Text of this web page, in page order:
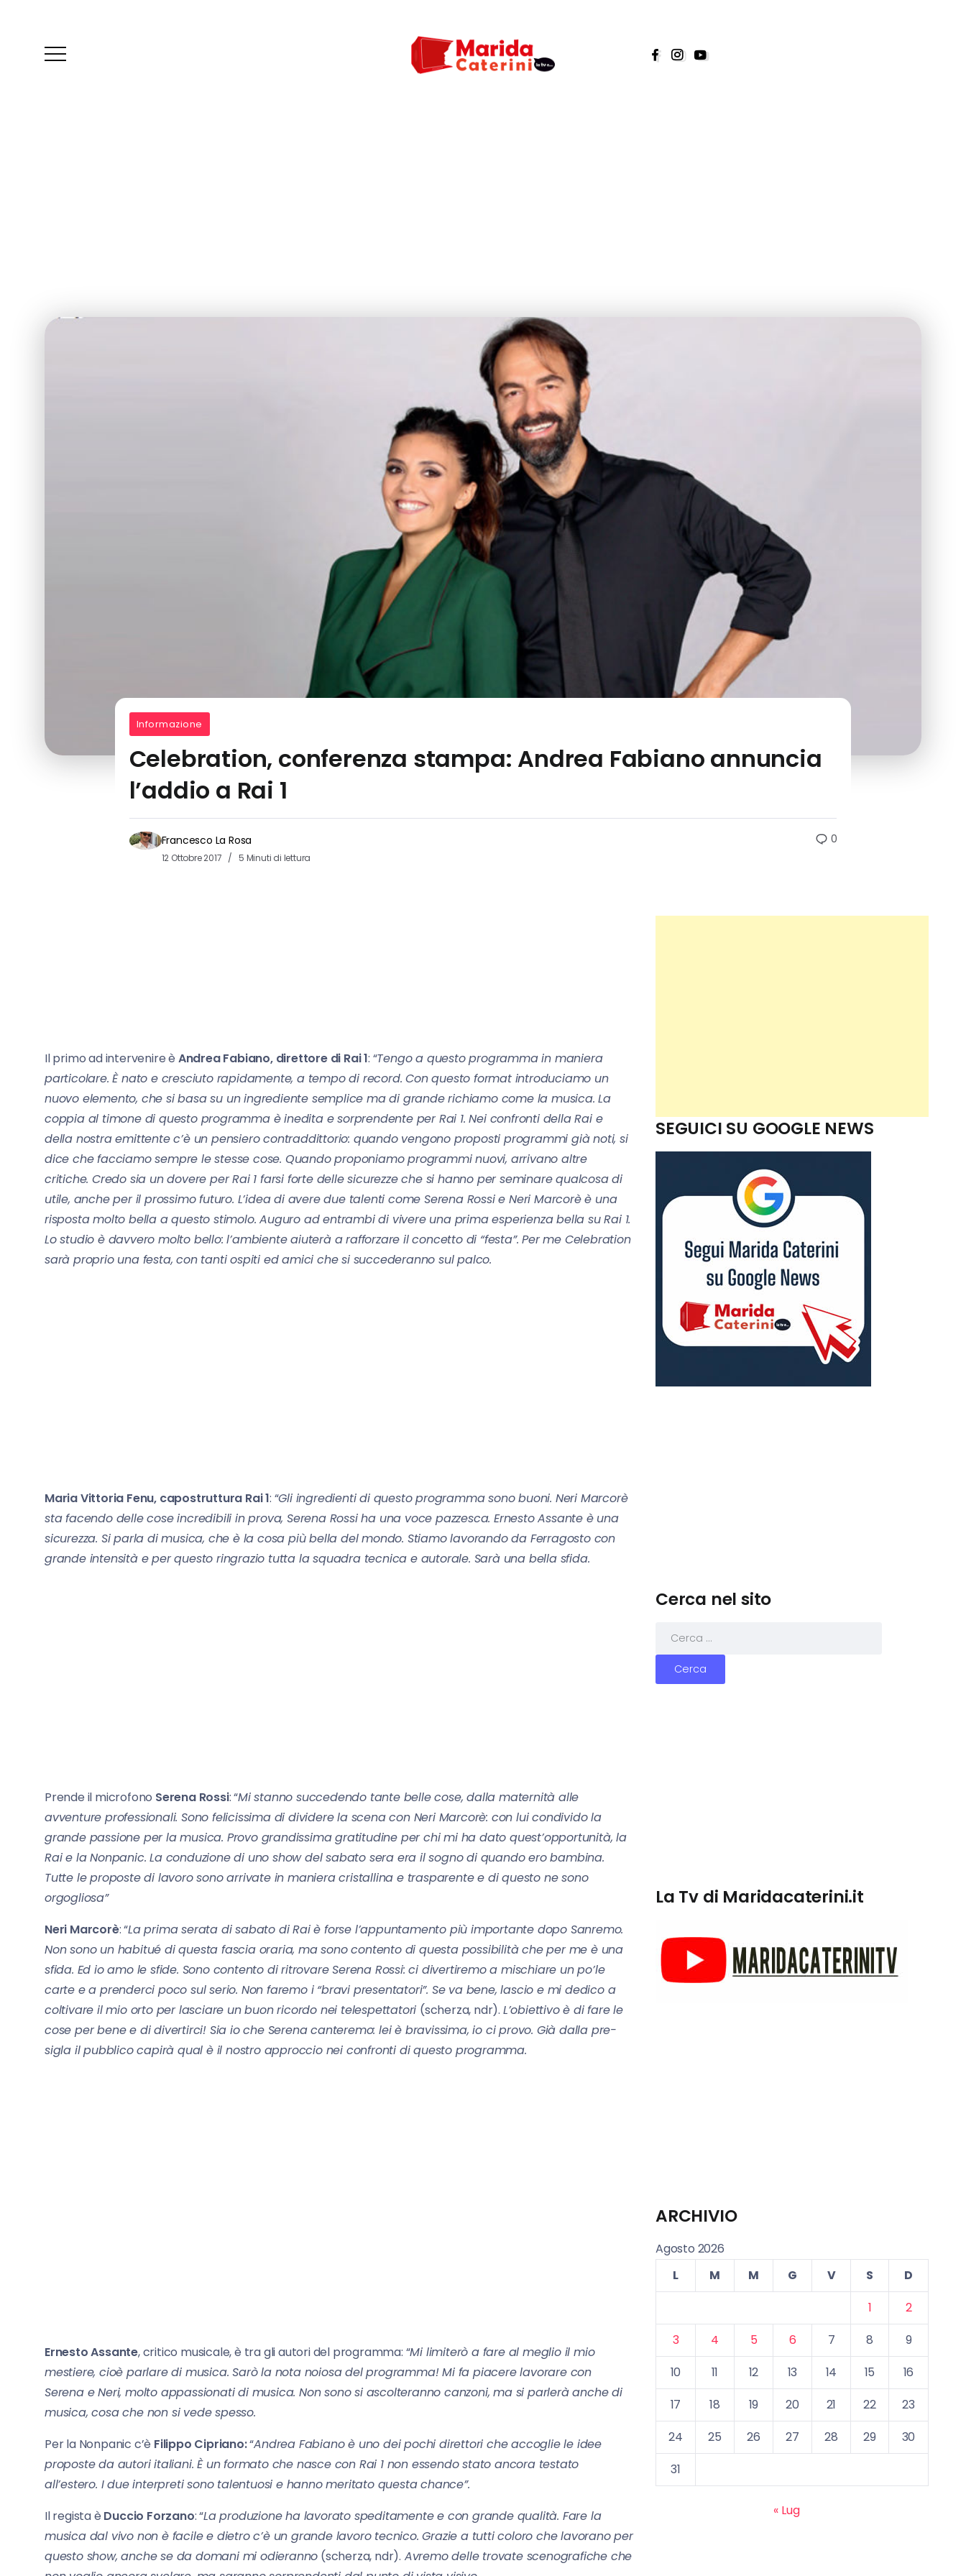
Informazione
Celebration, conferenza stampa: Andrea Fabiano annuncia
l’addio a Rai 1
Francesco La Rosa
12 Ottobre 2017 5 Minuti di lettura
0
Il primo ad intervenire è Andrea Fabiano, direttore di Rai 1: “Tengo a questo programma in maniera
particolare. È nato e cresciuto rapidamente, a tempo di record. Con questo format introduciamo un
nuovo elemento, che si basa su un ingrediente semplice ma di grande richiamo come la musica. La
coppia al timone di questo programma è inedita e sorprendente per Rai 1. Nei confronti della Rai e
della nostra emittente c’è un pensiero contraddittorio: quando vengono proposti programmi già noti, si
dice che facciamo sempre le stesse cose. Quando proponiamo programmi nuovi, arrivano altre
critiche. Credo sia un dovere per Rai 1 farsi forte delle sicurezze che si hanno per seminare qualcosa di
utile, anche per il prossimo futuro. L’idea di avere due talenti come Serena Rossi e Neri Marcorè è una
risposta molto bella a questo stimolo. Auguro ad entrambi di vivere una prima esperienza bella su Rai 1.
Lo studio è davvero molto bello: l’ambiente aiuterà a rafforzare il concetto di “festa”. Per me Celebration
sarà proprio una festa, con tanti ospiti ed amici che si succederanno sul palco.
Maria Vittoria Fenu, capostruttura Rai 1: “Gli ingredienti di questo programma sono buoni. Neri Marcorè
sta facendo delle cose incredibili in prova, Serena Rossi ha una voce pazzesca. Ernesto Assante è una
sicurezza. Si parla di musica, che è la cosa più bella del mondo. Stiamo lavorando da Ferragosto con
grande intensità e per questo ringrazio tutta la squadra tecnica e autorale. Sarà una bella sfida.
Prende il microfono Serena Rossi: “Mi stanno succedendo tante belle cose, dalla maternità alle
avventure professionali. Sono felicissima di dividere la scena con Neri Marcorè: con lui condivido la
grande passione per la musica. Provo grandissima gratitudine per chi mi ha dato quest’opportunità, la
Rai e la Nonpanic. La conduzione di uno show del sabato sera era il sogno di quando ero bambina.
Tutte le proposte di lavoro sono arrivate in maniera cristallina e trasparente e di questo ne sono
orgogliosa”
Neri Marcorè: “La prima serata di sabato di Rai è forse l’appuntamento più importante dopo Sanremo.
Non sono un habitué di questa fascia oraria, ma sono contento di questa possibilità che per me è una
sfida. Ed io amo le sfide. Sono contento di ritrovare Serena Rossi: ci divertiremo a mischiare un po’le
carte e a prenderci poco sul serio. Non faremo i “bravi presentatori”. Se va bene, lascio e mi dedico a
coltivare il mio orto per lasciare un buon ricordo nei telespettatori (scherza, ndr). L’obiettivo è di fare le
cose per bene e di divertirci! Sia io che Serena canteremo: lei è bravissima, io ci provo. Già dalla pre-
sigla il pubblico capirà qual è il nostro approccio nei confronti di questo programma.
Ernesto Assante, critico musicale, è tra gli autori del programma: “Mi limiterò a fare al meglio il mio
mestiere, cioè parlare di musica. Sarò la nota noiosa del programma! Mi fa piacere lavorare con
Serena e Neri, molto appassionati di musica. Non sono si ascolteranno canzoni, ma si parlerà anche di
musica, cosa che non si vede spesso.
Per la Nonpanic c’è Filippo Cipriano:“Andrea Fabiano è uno dei pochi direttori che accoglie le idee
proposte da autori italiani. È un formato che nasce con Rai 1 non essendo stato ancora testato
all’estero. I due interpreti sono talentuosi e hanno meritato questa chance”.
Il regista è Duccio Forzano: “La produzione ha lavorato speditamente e con grande qualità. Fare la
musica dal vivo non è facile e dietro c’è un grande lavoro tecnico. Grazie a tutti coloro che lavorano per
questo show, anche se da domani mi odieranno (scherza, ndr). Avremo delle trovate scenografiche che
SEGUICI SU GOOGLE NEWS
Cerca nel sito
La Tv di Maridacaterini.it
ARCHIVIO
Agosto 2026
L
M M G V S
D
1
2
3
4 5 6 7 8
9
10
11 12 13 14 15
16
17
18 19 20 21 22
23
24
25 26 27 28 29
30
31
« Lug